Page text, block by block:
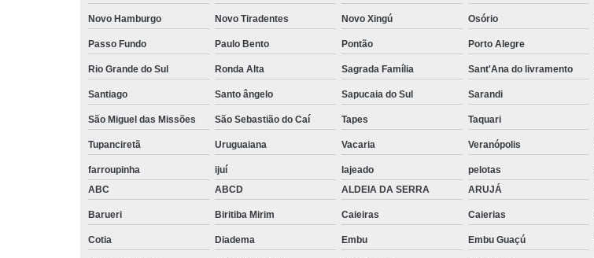
Novo Hamburgo Novo Tiradentes Novo Xingú Osório
Passo Fundo Paulo Bento Pontão Porto Alegre
Rio Grande do Sul Ronda Alta Sagrada Família Sant'Ana do livramento
Santiago Santo ângelo Sapucaia do Sul Sarandi
São Miguel das Missões São Sebastião do Caí Tapes Taquari
Tupanciretã Uruguaiana Vacaria Veranópolis
farroupinha ijuí lajeado pelotas
ABC
ABCD ALDEIA DA SERRA ARUJÁ
Barueri Biritiba Mirim Caieiras Caierias
Cotia Diadema Embu Embu Guaçú